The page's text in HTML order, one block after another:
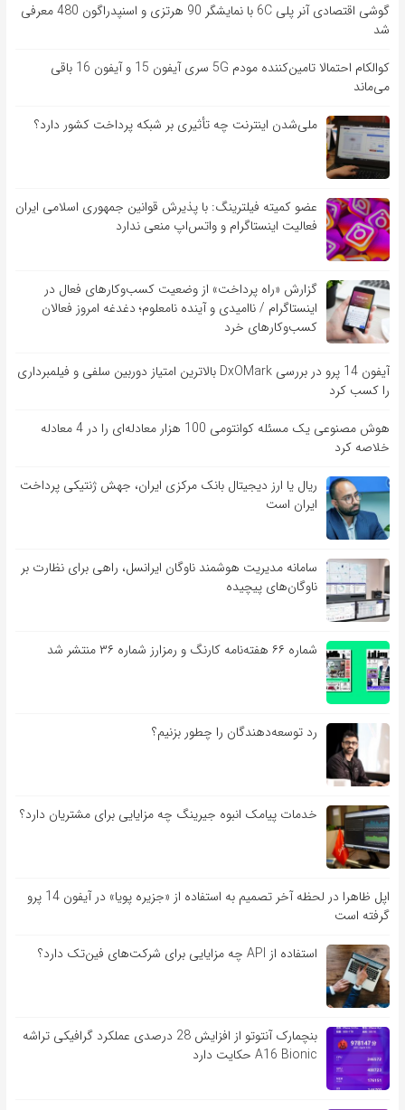
گوشی اقتصادی آنر پلی 6C با نمایشگر 90 هرتزی و اسنپدراگون 480 معرفی
شد
کوالکام احتمالا تامین‌کننده مودم 5G سری آیفون 15 و آیفون 16 باقی
می‌ماند
ملی‌شدن اینترنت چه تأثیری بر شبکه پرداخت کشور دارد؟
عضو کمیته فیلترینگ: با پذیرش قوانین جمهوری اسلامی ایران
فعالیت اینستاگرام و واتس‌اپ منعی ندارد
گزارش «راه پرداخت» از وضعیت کسب‌وکارهای فعال در
اینستاگرام / ناامیدی و آینده نامعلوم؛ دغدغه امروز فعالان
کسب‌وکارهای خرد
آیفون 14 پرو در بررسی DxOMark بالاترین امتیاز دوربین سلفی و فیلمبرداری
را کسب کرد
هوش مصنوعی یک مسئله کوانتومی 100 هزار معادله‌‎ای را در 4 معادله
خلاصه کرد
ریال یا ارز دیجیتال بانک مرکزی ایران، جهش ژنتیکی پرداخت
ایران است
سامانه مدیریت هوشمند ناوگان ایرانسل، راهی برای نظارت بر
ناوگان‌های پیچیده
شماره ۶۶ هفته‌نامه کارنگ و رمزارز شماره ۳۶ منتشر شد
رد توسعه‌دهندگان را چطور بزنیم؟
خدمات پیامک انبوه جیرینگ چه مزایایی برای مشتریان دارد؟
اپل ظاهرا در لحظه آخر تصمیم به استفاده از «جزیره پویا» در آیفون 14 پرو
گرفته است
استفاده از API چه مزایایی برای شرکت‌های فین‌تک دارد؟
بنچمارک آنتوتو از افزایش 28 درصدی عملکرد گرافیکی تراشه
A16 Bionic حکایت دارد